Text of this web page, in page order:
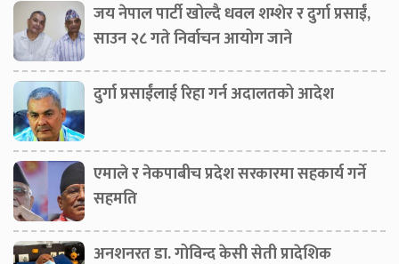
जय नेपाल पार्टी खोल्दै धवल शम्शेर र दुर्गा प्रसाईं,
साउन २८ गते निर्वाचन आयोग जाने
दुर्गा प्रसाईंलाई रिहा गर्न अदालतको आदेश
एमाले र नेकपाबीच प्रदेश सरकारमा सहकार्य गर्ने
सहमति
अनशनरत डा. गोविन्द केसी सेती प्रादेशिक